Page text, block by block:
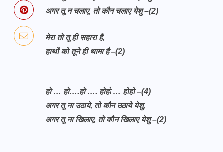
अगर तू न चलाए, तो कौन चलाए येशु –(2)
मेरा तो तू ही सहारा है,
हाथों को तूने ही थामा है –(2)
हो … हो….हो …. होहो … होहो –(4)
अगर तू ना उठाये, तो कौन उठाये येशु,
अगर तू ना खिलाए, तो कौन खिलाए येशु –(2)